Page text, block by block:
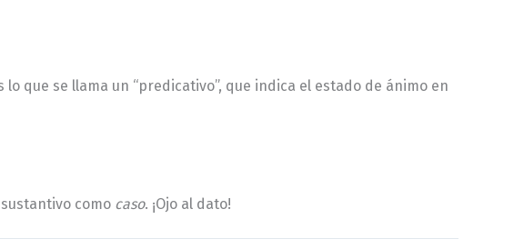
lo que se llama un “predicativo”, que indica el estado de ánimo en
como caso. ¡Ojo al dato!